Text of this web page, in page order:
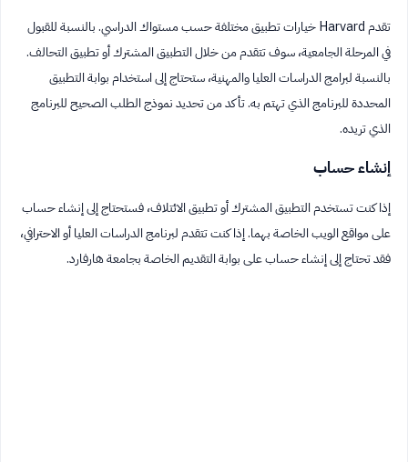
تقدم Harvard خيارات تطبيق مختلفة حسب مستواك الدراسي. بالنسبة للقبول
في المرحلة الجامعية، سوف تتقدم من خلال التطبيق المشترك أو تطبيق التحالف.
بالنسبة لبرامج الدراسات العليا والمهنية، ستحتاج إلى استخدام بوابة التطبيق
المحددة للبرنامج الذي تهتم به. تأكد من تحديد نموذج الطلب الصحيح للبرنامج
الذي تريده.
إنشاء حساب
إذا كنت تستخدم التطبيق المشترك أو تطبيق الائتلاف، فستحتاج إلى إنشاء حساب
على مواقع الويب الخاصة بهما. إذا كنت تتقدم لبرنامج الدراسات العليا أو الاحترافي،
فقد تحتاج إلى إنشاء حساب على بوابة التقديم الخاصة بجامعة هارفارد.